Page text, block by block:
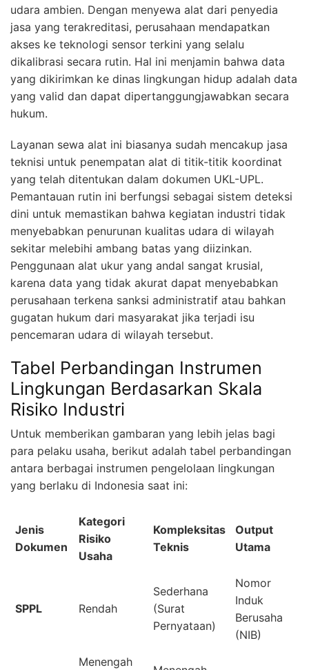
udara ambien. Dengan menyewa alat dari penyedia
jasa yang terakreditasi, perusahaan mendapatkan
akses ke teknologi sensor terkini yang selalu
dikalibrasi secara rutin. Hal ini menjamin bahwa data
yang dikirimkan ke dinas lingkungan hidup adalah data
yang valid dan dapat dipertanggungjawabkan secara
hukum.
Layanan sewa alat ini biasanya sudah mencakup jasa
teknisi untuk penempatan alat di titik-titik koordinat
yang telah ditentukan dalam dokumen UKL-UPL.
Pemantauan rutin ini berfungsi sebagai sistem deteksi
dini untuk memastikan bahwa kegiatan industri tidak
menyebabkan penurunan kualitas udara di wilayah
sekitar melebihi ambang batas yang diizinkan.
Penggunaan alat ukur yang andal sangat krusial,
karena data yang tidak akurat dapat menyebabkan
perusahaan terkena sanksi administratif atau bahkan
gugatan hukum dari masyarakat jika terjadi isu
pencemaran udara di wilayah tersebut.
Tabel Perbandingan Instrumen
Lingkungan Berdasarkan Skala
Risiko Industri
Untuk memberikan gambaran yang lebih jelas bagi
para pelaku usaha, berikut adalah tabel perbandingan
antara berbagai instrumen pengelolaan lingkungan
yang berlaku di Indonesia saat ini:
Jenis
Dokumen
Kategori
Risiko
Usaha
Kompleksitas
Teknis
Output
Utama
SPPL Rendah
Sederhana
(Surat
Pernyataan)
Nomor
Induk
Berusaha
(NIB)
Menengah